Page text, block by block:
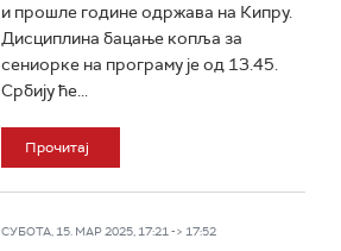
и прошле године одржава на Кипру.
Дисциплина бацање копља за
сениорке на програму је од 13.45.
Србију ће...
Прочитај
СУБОТА, 15. МАР 2025, 17:21 -> 17:52